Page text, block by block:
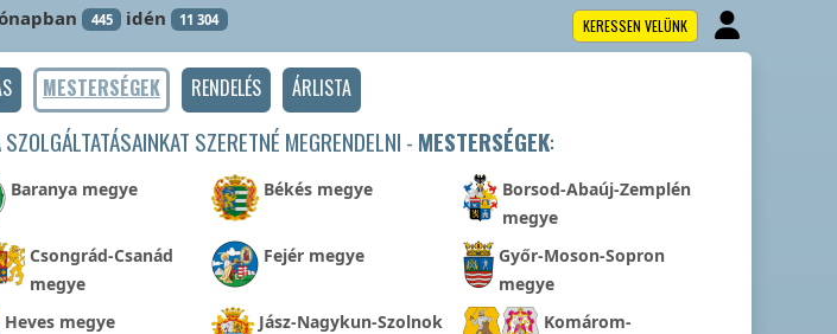
445 idén 11 304 KERESSEN VELÜNK
MESTERSÉGEK RENDELÉS ÁRLISTA
SZERETNÉ MEGRENDELNI - MESTERSÉGEK:
Baranya megye Békés megye
Borsod-Abaúj-Zemplén
megye
Csongrád-Csanád
megye
Fejér megye
Győr-Moson-Sopron
megye
Heves megye
Jász-Nagykun-Szolnok
Komárom-